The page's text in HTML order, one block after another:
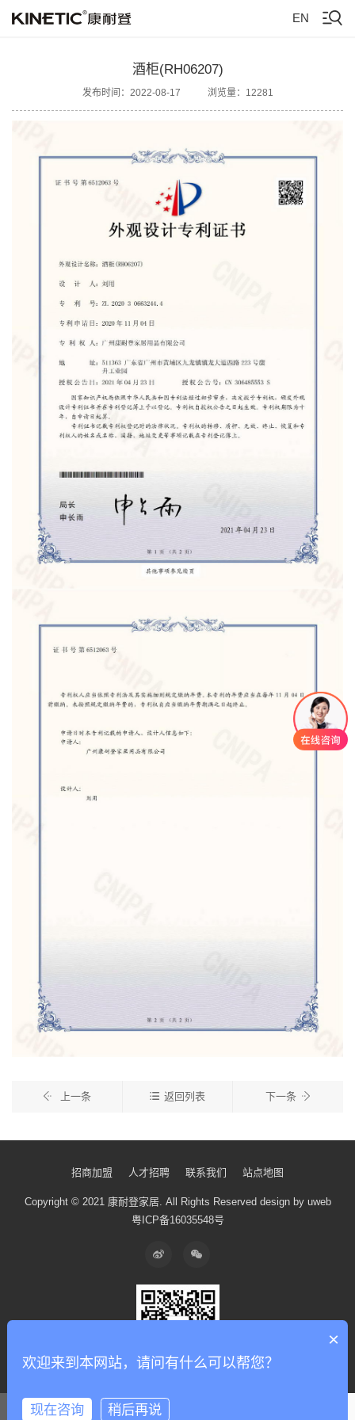
EN
酒柜(RH06207)
发布时间：2022-08-17 浏览量：12281
上一条 返回列表 下一条
招商加盟 人才招聘 联系我们 站点地图
Copyright © 2021 康耐登家居. All Rights Reserved design by uweb
粤ICP备16035548号
×
欢迎来到本网站，请问有什么可以帮您？
现在咨询 稍后再说